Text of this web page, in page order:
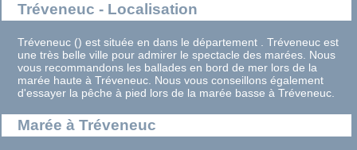
Tréveneuc - Localisation
Tréveneuc () est située en dans le département . Tréveneuc est
une très belle ville pour admirer le spectacle des marées. Nous
vous recommandons les ballades en bord de mer lors de la
marée haute à Tréveneuc. Nous vous conseillons également
d'essayer la pêche à pied lors de la marée basse à Tréveneuc.
Marée à Tréveneuc